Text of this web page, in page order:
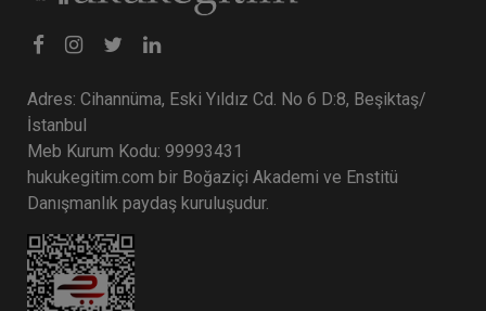
Adres: Cihannüma, Eski Yıldız Cd. No 6 D:8, Beşiktaş/
İstanbul
Meb Kurum Kodu: 99993431
hukukegitim.com bir Boğaziçi Akademi ve Enstitü
Danışmanlık paydaş kuruluşudur.